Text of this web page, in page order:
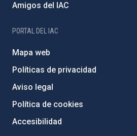
Amigos del IAC
PORTAL DEL IAC
Mapa web
Políticas de privacidad
Aviso legal
Política de cookies
Accesibilidad